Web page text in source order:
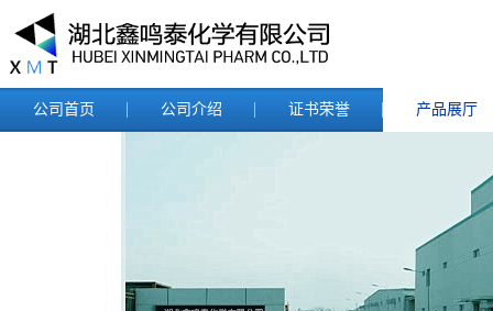
公司首页 公司介绍 证书荣誉 产品展厅